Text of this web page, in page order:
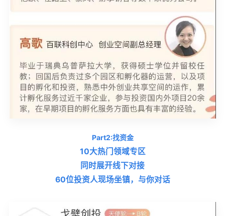
Part2:找资金
10大热门领域专区
同时展开线下对接
60位投资人现场坐镇，与你对话